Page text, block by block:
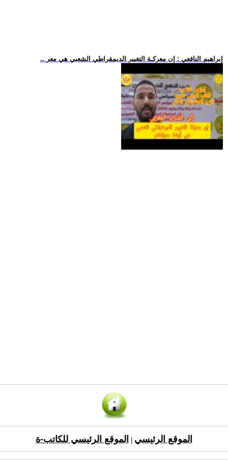
.. إبراهيم النافعي : إن معركـة التغيير الديمقراطي الشعبي هي معر
الموقع الرئيسي الموقع الرئيسي للكاتب-ة